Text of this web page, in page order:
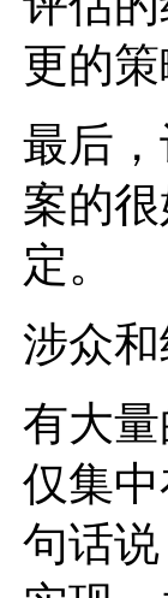
更的策
最后
案的
定。
涉众
有大
仅集
句话